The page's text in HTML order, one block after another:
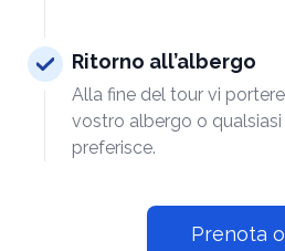
Ritorno all’albergo
Alla fine del tour vi
vostro albergo o
preferisce.
Prenota